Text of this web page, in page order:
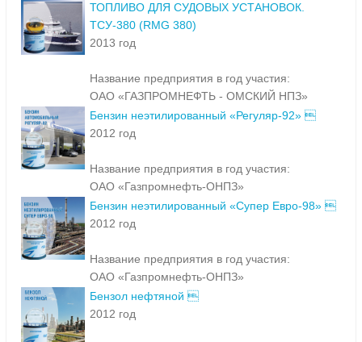
ТОПЛИВО ДЛЯ СУДОВЫХ УСТАНОВОК.
ТСУ-380 (RMG 380)
2013 год
Название предприятия в год участия:
ОАО «ГАЗПРОМНЕФТЬ - ОМСКИЙ НПЗ»
Бензин неэтилированный «Регуляр-92» 
2012 год
Название предприятия в год участия:
ОАО «Газпромнефть-ОНПЗ»
Бензин неэтилированный «Супер Евро-98» 
2012 год
Название предприятия в год участия:
ОАО «Газпромнефть-ОНПЗ»
Бензол нефтяной 
2012 год